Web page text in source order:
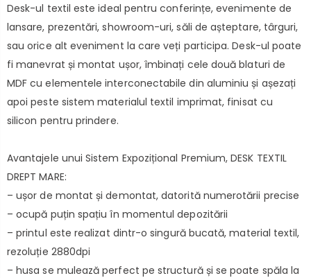
Desk-ul textil este ideal pentru conferințe, evenimente de
lansare, prezentări, showroom-uri, săli de așteptare, târguri,
sau orice alt eveniment la care veți participa. Desk-ul poate
fi manevrat și montat ușor, îmbinați cele două blaturi de
MDF cu elementele interconectabile din aluminiu și așezați
apoi peste sistem materialul textil imprimat, finisat cu
silicon pentru prindere.
Avantajele unui Sistem Expozițional Premium, DESK TEXTIL
DREPT MARE:
– ușor de montat și demontat, datorită numerotării precise
– ocupă puțin spațiu în momentul depozitării
– printul este realizat dintr-o singură bucată, material textil,
rezoluție 2880dpi
– husa se mulează perfect pe structură și se poate spăla la